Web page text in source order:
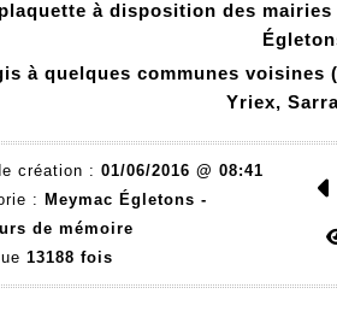
à disposition des
à quelques communes voisines
Yriex,
création : 01/06/2016 @ 08:41
:
Meymac Égletons -
de mémoire
13188 fois